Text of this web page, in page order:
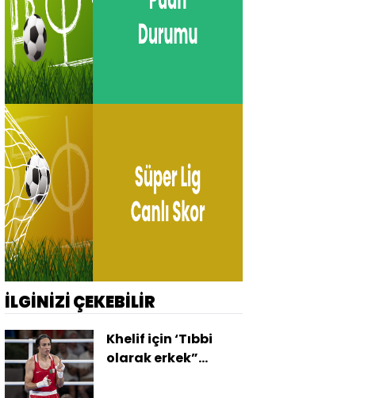
İLGİNİZİ ÇEKEBİLİR
Khelif için ‘Tıbbi
olarak erkek”